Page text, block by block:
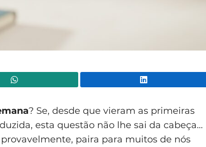
? Se, desde que vieram as primeiras
esta questão não lhe sai da cabeça…
paira para muitos de nós